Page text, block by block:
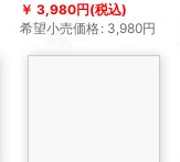
3,980円(税込)
希望小売価格: 3,980円